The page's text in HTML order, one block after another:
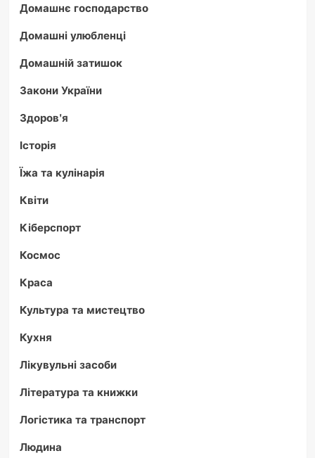
Домашнє господарство
Домашні улюбленці
Домашній затишок
Закони України
Здоров'я
Історія
Їжа та кулінарія
Квіти
Кіберспорт
Космос
Краса
Культура та мистецтво
Кухня
Лікувульні засоби
Література та книжки
Логістика та транспорт
Людина